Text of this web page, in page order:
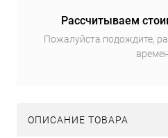
Рассчитываем
Пожалуйста подождите,
ОПИСАНИЕ ТОВАРА